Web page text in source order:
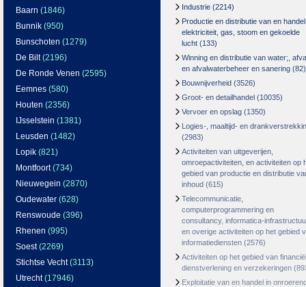
Baarn (1846)
Bunnik (950)
Bunschoten (1279)
De Bilt(2196)
De Ronde Venen (2595)
Eemnes (580)
Houten (2356)
IJsselstein (1381)
Leusden (1482)
Lopik (821)
Montfoort(734)
Nieuwegein (2870)
Oudewater (628)
Renswoude (396)
Rhenen (995)
Soest(2269)
Stichtse Vecht(3113)
Utrecht(17946)
Industrie (2214)
Productie en distributie van en
elektriciteit, gas, stoom en gekoelde
lucht (133)
Winning en distributie van water;,
en afvalwaterbeheer en sanering (82)
Bouwnijverheid (3526)
Groot- en detailhandel (10035)
Vervoer en opslag (1350)
Logies-, maaltijd- en
(2983)
Activiteiten van uitgeverijen,
omroepactiviteiten, en activiteiten op
gebied van productie en distributie
inhoud (615)
Telecommunicatie,
computerprogrammering en
consultancy, informatica-
en overige activiteiten op het gebied
informatiediensten (2576)
Activiteiten op het gebied van
dienstverlening en verzekeringen
Exploitatie van en handel in